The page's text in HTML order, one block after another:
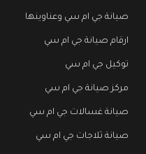
صيانة جي ام سي وعناوينها
ارقام صيانة جي ام سي
توكيل جي ام سي
مركز صيانة جي ام سي
صيانة غسالات جي ام سي
صيانة ثلاجات جي ام سي